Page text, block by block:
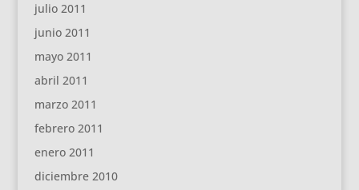
julio 2011
junio 2011
mayo 2011
abril 2011
marzo 2011
febrero 2011
enero 2011
diciembre 2010